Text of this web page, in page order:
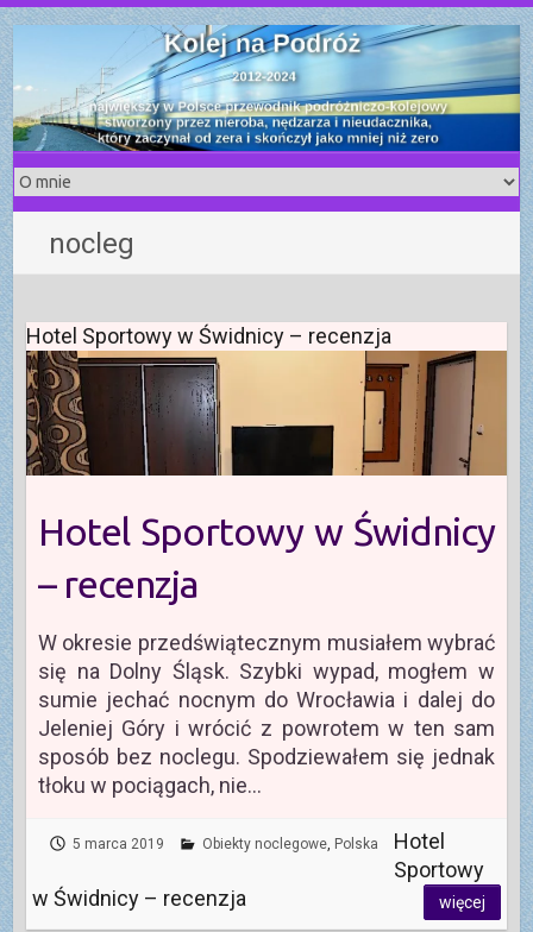
S
k
i
p
t
o
c
o
n
t
e
n
t
nocleg
Hotel Sportowy w Świdnicy – recenzja
Hotel Sportowy w Świdnicy
– recenzja
W okresie przedświątecznym musiałem wybrać
się na Dolny Śląsk. Szybki wypad, mogłem w
sumie jechać nocnym do Wrocławia i dalej do
Jeleniej Góry i wrócić z powrotem w ten sam
sposób bez noclegu. Spodziewałem się jednak
tłoku w pociągach, nie…
5 marca 2019 Obiekty noclegowe, Polska
Hotel
Sportowy
w Świdnicy – recenzja
więcej